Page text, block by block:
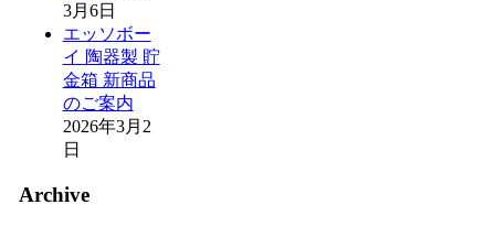
3月6日
エッソボー
イ 陶器製 貯
金箱 新商品
のご案内
2026年3月2
日
Archive